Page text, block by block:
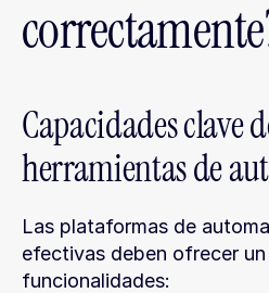
Capacidades clave
herramientas de
Las plataformas de
efectivas deben ofrecer
funcionalidades: